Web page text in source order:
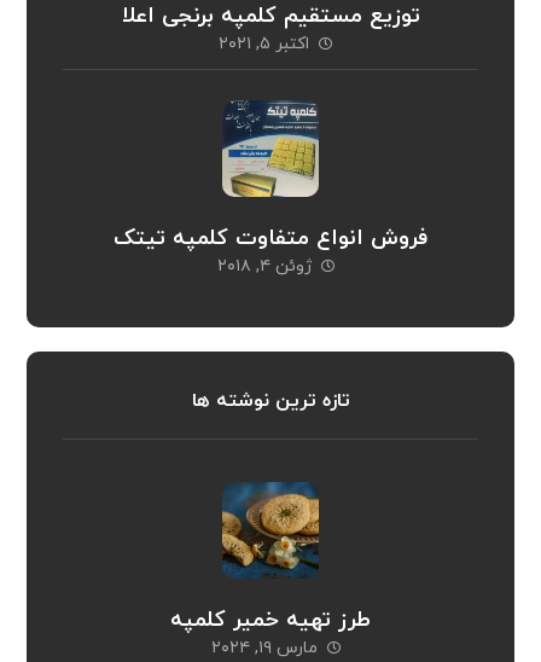
توزیع مستقیم کلمپه برنجی اعلا
اکتبر ۵, ۲۰۲۱
فروش انواع متفاوت کلمپه تیتک
ژوئن ۴, ۲۰۱۸
تازه ترین نوشته ها
طرز تهیه خمیر کلمپه
مارس ۱۹, ۲۰۲۴